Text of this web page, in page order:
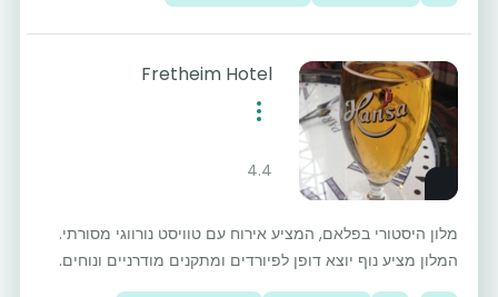
Fretheim Hotel
4.4
מלון היסטורי בפלאם, המציע אירוח עם טוויסט נורווגי מסורתי.
המלון מציע נוף יוצא דופן לפיורדים ומתקנים מודרניים ונוחים.